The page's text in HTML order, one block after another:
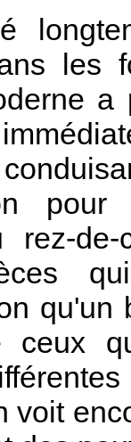
les
pour
rez-
ceux
voit